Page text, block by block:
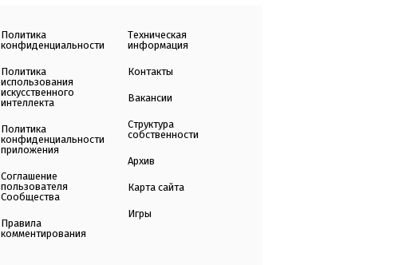
Политика
конфиденциальности
Политика
использования
искусственного
интеллекта
Политика
конфиденциальности
приложения
Соглашение
пользователя
Сообщества
Правила
комментирования
Техническая
информация
Контакты
Вакансии
Структура
собственности
Архив
Карта сайта
Игры